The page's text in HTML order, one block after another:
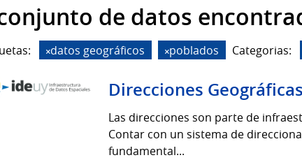
de datos
datos geográficos poblados Categorias:
Direcciones
Las direcciones son parte de
Contar con un sistema de
fundamental...